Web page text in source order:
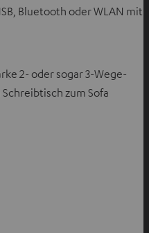
Bluetooth oder WLAN mit
2- oder sogar 3-Wege-
zum Sofa